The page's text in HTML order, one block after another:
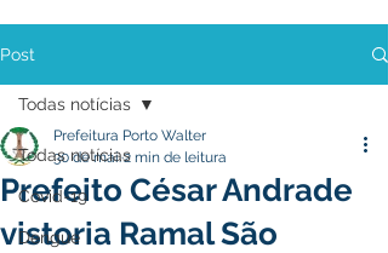
Post
Todas notícias
Covid-19
Dengue
Todas notícias
Prefeito César Andrade
vistoria Ramal São
Prefeitura Porto Walter
30 de mai.2 min de leitura